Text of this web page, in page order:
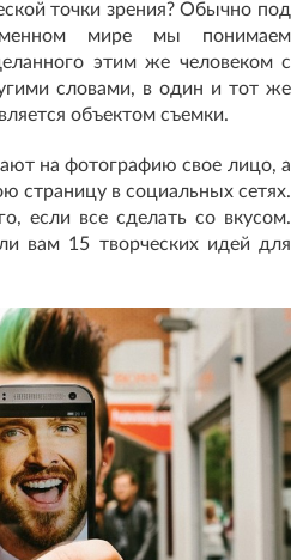
точки зрения? Обычно под
мире мы понимаем
этим же человеком с
словами, в один и тот же
объектом съемки.
на фотографию свое лицо, а
страницу в социальных сетях.
если все сделать со вкусом.
вам 15 творческих идей для